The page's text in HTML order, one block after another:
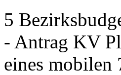
5
- Antrag KV
eines mobilen